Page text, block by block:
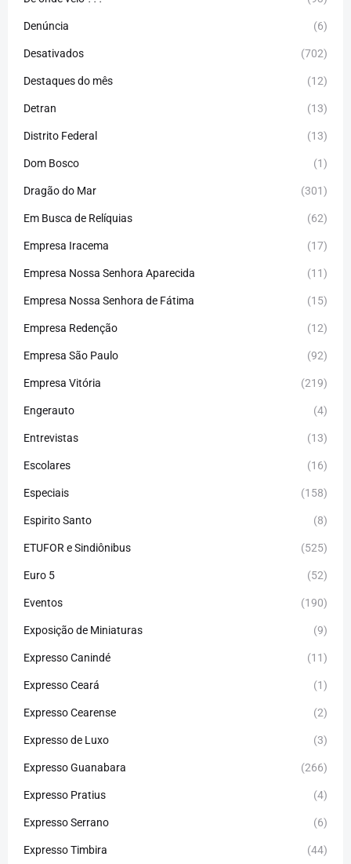
Denúncia (6)
Desativados (702)
Destaques do mês (12)
Detran (13)
Distrito Federal (13)
Dom Bosco (1)
Dragão do Mar (301)
Em Busca de Relíquias (62)
Empresa Iracema (17)
Empresa Nossa Senhora Aparecida (11)
Empresa Nossa Senhora de Fátima (15)
Empresa Redenção (12)
Empresa São Paulo (92)
Empresa Vitória (219)
Engerauto (4)
Entrevistas (13)
Escolares (16)
Especiais (158)
Espirito Santo (8)
ETUFOR e Sindiônibus (525)
Euro 5 (52)
Eventos (190)
Exposição de Miniaturas (9)
Expresso Canindé (11)
Expresso Ceará (1)
Expresso Cearense (2)
Expresso de Luxo (3)
Expresso Guanabara (266)
Expresso Pratius (4)
Expresso Serrano (6)
Expresso Timbira (44)